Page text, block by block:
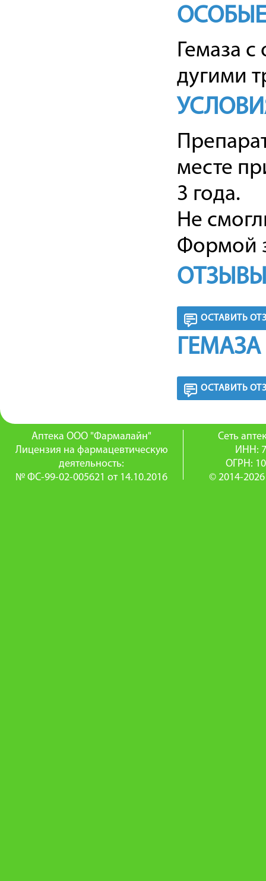
Гемаза
дугими
месте
3 года.
Не
Формой
ОСТАВИТЬ
ОСТАВИТЬ
Аптека ООО "Фармалайн"
Лицензия на фармацевтическую
деятельность:
№ ФС-99-02-005621 от 14.10.2016
Сеть
ИНН:
ОГРН:
© 2014-